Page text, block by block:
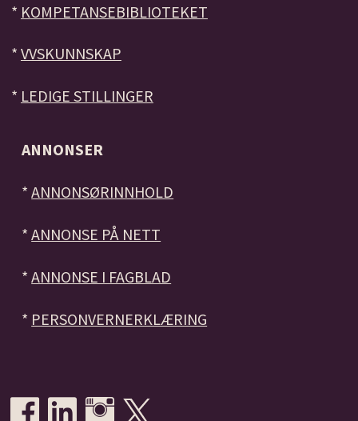
* KOMPETANSEBIBLIOTEKET
* VVSKUNNSKAP
* LEDIGE STILLINGER
ANNONSER
*ANNONSØRINNHOLD
*ANNONSE PÅ NETT
*ANNONSE I FAGBLAD
* PERSONVERNERKLÆRING